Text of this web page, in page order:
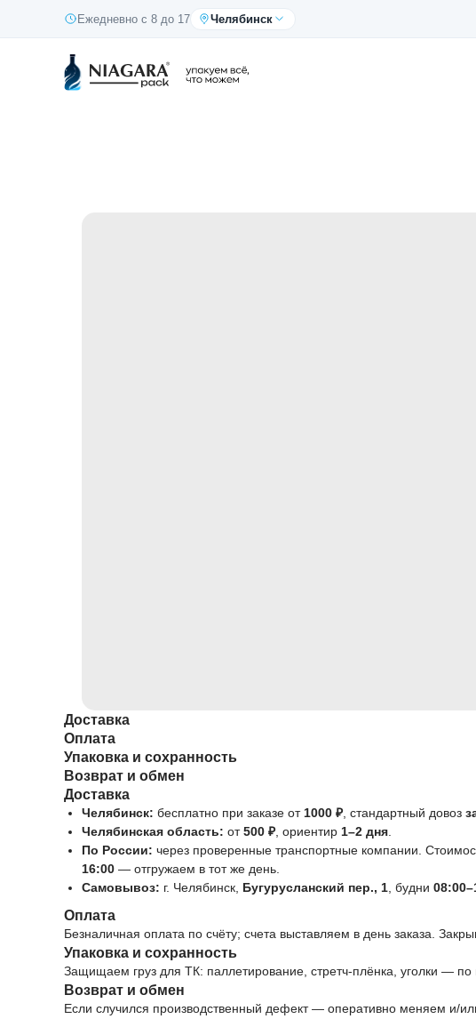
Ежедневно с 8 до 17 Челябинск
Доставка
Оплата
Упаковка и сохранность
Возврат и обмен
Доставка
Челябинск: бесплатно при заказе от 1000 ₽, стандартный довоз
Челябинская область: от500 ₽, ориентир 1–2 дня
По России: через проверенные транспортные компании.
16:00 — отгружаем в тот же день.
Самовывоз: г. Челябинск, Бугурусланский пер., 1 , будни
Оплата
Безналичная оплата по счёту; счета выставляем в день заказа.
Упаковка и сохранность
Защищаем груз для ТК: паллетирование, стретч-плёнка, уголки —
Возврат и обмен
Если случился производственный дефект — оперативно меняем и/